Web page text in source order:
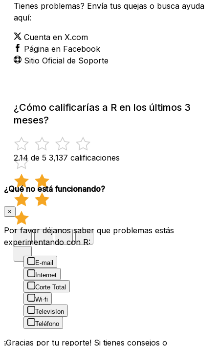
Tienes problemas? Envía tus quejas o busca ayuda
aquí:
Cuenta en X.com
Página en Facebook
Sitio Oficial de Soporte
¿Cómo calificarías a R en los últimos 3
meses?
2.14 de 5 3,137 calificaciones
¿Qué no está funcionando?
×
Por favor déjanos saber que problemas estás
experimentando con R:
E-mail
Internet
Corte Total
Wi-fi
Televisíon
Teléfono
¡Gracias por tu reporte! Si tienes consejos o